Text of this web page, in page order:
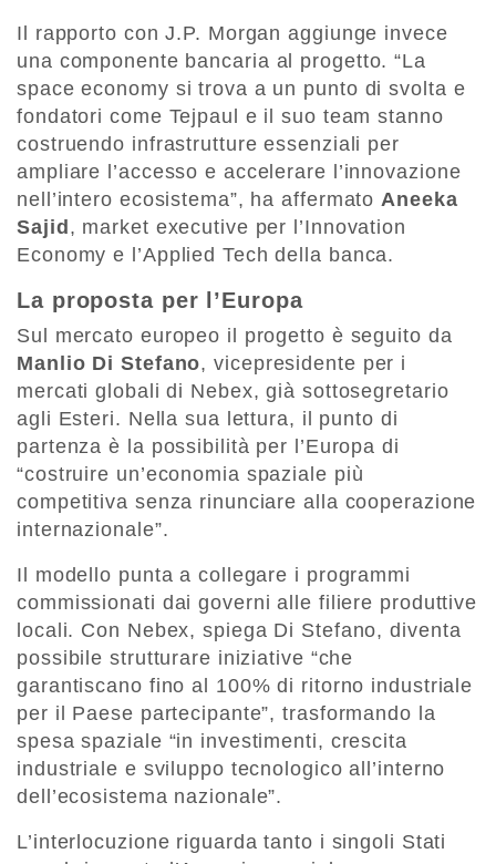
Il rapporto con J.P. Morgan aggiunge invece
una componente bancaria al progetto. “La
space economy si trova a un punto di svolta e
fondatori come Tejpaul e il suo team stanno
costruendo infrastrutture essenziali per
ampliare l’accesso e accelerare l’innovazione
nell’intero ecosistema”, ha affermato Aneeka
Sajid, market executive per l’Innovation
Economy e l’Applied Tech della banca.
La proposta per l’Europa
Sul mercato europeo il progetto è seguito da
Manlio Di Stefano, vicepresidente per i
mercati globali di Nebex, già sottosegretario
agli Esteri. Nella sua lettura, il punto di
partenza è la possibilità per l’Europa di
“costruire un’economia spaziale più
competitiva senza rinunciare alla cooperazione
internazionale”.
Il modello punta a collegare i programmi
commissionati dai governi alle filiere produttive
locali. Con Nebex, spiega Di Stefano, diventa
possibile strutturare iniziative “che
garantiscano fino al 100% di ritorno industriale
per il Paese partecipante”, trasformando la
spesa spaziale “in investimenti, crescita
industriale e sviluppo tecnologico all’interno
dell’ecosistema nazionale”.
L’interlocuzione riguarda tanto i singoli Stati